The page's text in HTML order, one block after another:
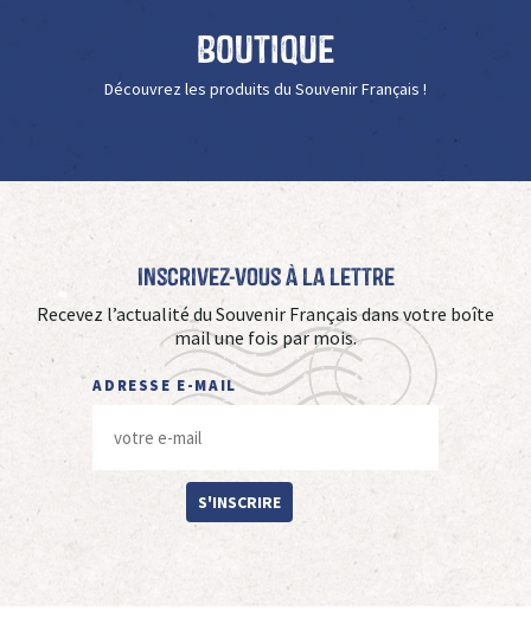
Boutique
Découvrez les produits du Souvenir Français !
Inscrivez-vous à La Lettre
Recevez l’actualité du Souvenir Français dans votre boîte
mail une fois par mois.
ADRESSE E-MAIL
S'INSCRIRE